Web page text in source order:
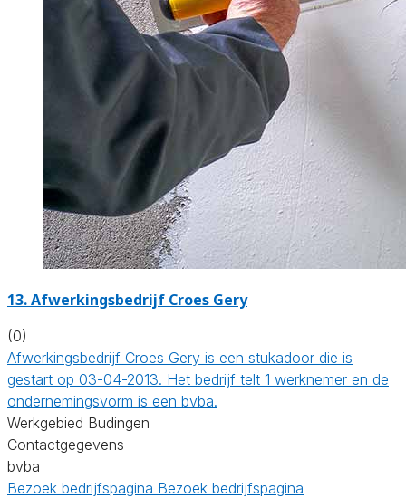
13. Afwerkingsbedrijf Croes Gery
(0)
Afwerkingsbedrijf Croes Gery is een stukadoor die is
gestart op 03-04-2013. Het bedrijf telt 1 werknemer en de
ondernemingsvorm is een bvba.
Werkgebied Budingen
Contactgegevens
bvba
Bezoek bedrijfspagina Bezoek bedrijfspagina